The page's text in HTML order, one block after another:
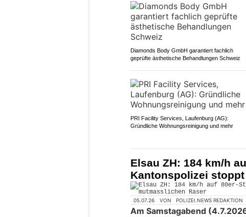
Diamonds Body GmbH garantiert fachlich
geprüfte ästhetische Behandlungen Schweiz
PRI Facility Services, Laufenburg (AG):
Gründliche Wohnungsreinigung und mehr
Elsau ZH: 184 km/h
Kantonspolizei
05.07.26 VON POLIZEI.NEWS REDAKTION
Am Samstagabend